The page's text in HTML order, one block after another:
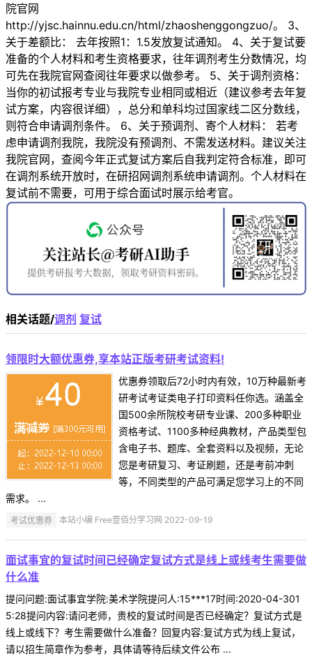
院官网
http://yjsc.hainnu.edu.cn/html/zhaoshenggongzuo/。 3、
关于差额比： 去年按照1：1.5发放复试通知。 4、关于复试要
准备的个人材料和考生资格要求，往年调剂考生分数情况，均
可先在我院官网查阅往年要求以做参考。 5、关于调剂资格：
当你的初试报考专业与我院专业相同或相近（建议参考去年复
试方案，内容很详细），总分和单科均过国家线二区分数线，
则符合申请调剂条件。 6、关于预调剂、寄个人材料： 若考
虑申请调剂我院，我院没有预调剂、不需发送材料。建议关注
我院官网，查阅今年正式复试方案后自我判定符合标准，即可
在调剂系统开放时，在研招网调剂系统申请调剂。个人材料在
复试前不需要，可用于综合面试时展示给考官。
相关话题/调剂 复试
领限时大额优惠券,享本站正版考研考试资料!
优惠券领取后72小时内有效，10万种最新考
研考试考证类电子打印资料任你选。涵盖全
国500余所院校考研专业课、200多种职业
资格考试、1100多种经典教材，产品类型包
含电子书、题库、全套资料以及视频，无论
您是考研复习、考证刷题，还是考前冲刺
等，不同类型的产品可满足您学习上的不同
需求。 ...
考试优惠券 本站小编 Free壹佰分学习网 2022-09-19
面试事宜的复试时间已经确定复试方式是线上或线考生需要做
什么准
提问问题:面试事宜学院:美术学院提问人:15***17时间:2020-04-301
5:28提问内容:请问老师，贵校的复试时间是否已经确定？复试方式是
线上或线下？考生需要做什么准备？回复内容:复试方式为线上复试，
请以招生简章作为参考，具体请等待后续文件公布 ...